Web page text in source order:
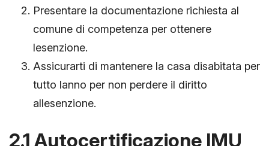
Presentare la documentazione richiesta al
comune di competenza per ottenere
lesenzione.
Assicurarti di mantenere la casa disabitata per
tutto lanno per non perdere il diritto
allesenzione.
2.1 Autocertificazione IMU